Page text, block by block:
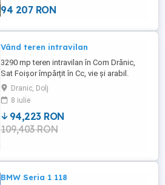
un patul din lemn acoperit cu azbociment.
94 207 RON
Vând teren intravilan
3290 mp teren intravilan în Com Drănic,
Sat Foișor împărțit în Cc, vie și arabil.
Terenul are două construcții de cca 50mp
amprentă, fiecare, demolabile sau cel
puțin una se poate finisa. Apă, curent,
două garaje metalice. Deschidere cca. 15
m. Cadastru, unic proprietar.
Dranic, Dolj
8 iulie
94,223 RON
109,403 RON
BMW Seria 1 118